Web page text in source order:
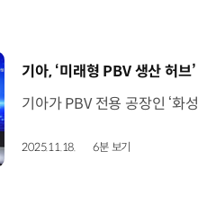
[동영상]
기아, ‘미래형 PBV 생산 허브
2025.11.18. 6분 보기